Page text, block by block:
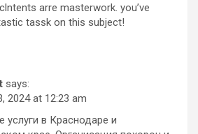
arre masterwork. you’ve
tassk on this subject!
says:
2024 at 12:23 am
услуги в Краснодаре и